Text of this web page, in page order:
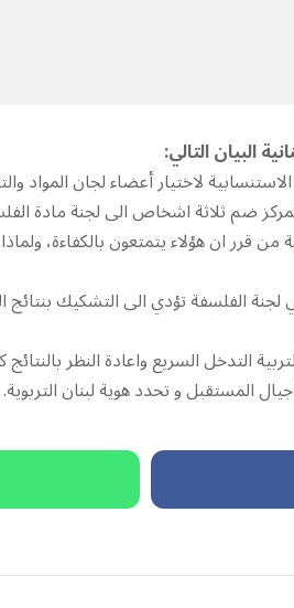
البيان التالي:
لاختيار أعضاء لجان المواد
ضم ثلاثة اشخاص الى لجنة مادة
قرر ان هؤلاء يتمتعون بالكفاءة،
الفلسفة تؤدي الى التشكيك بنتائج
التدخل السريع واعادة النظر
المستقبل و تحدد هوية لبنان التربوية.